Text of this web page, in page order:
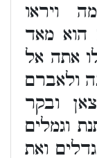
ויראו
הוא מאד
אתה אל
ולאברם
ובקר
וגמלים
ואת